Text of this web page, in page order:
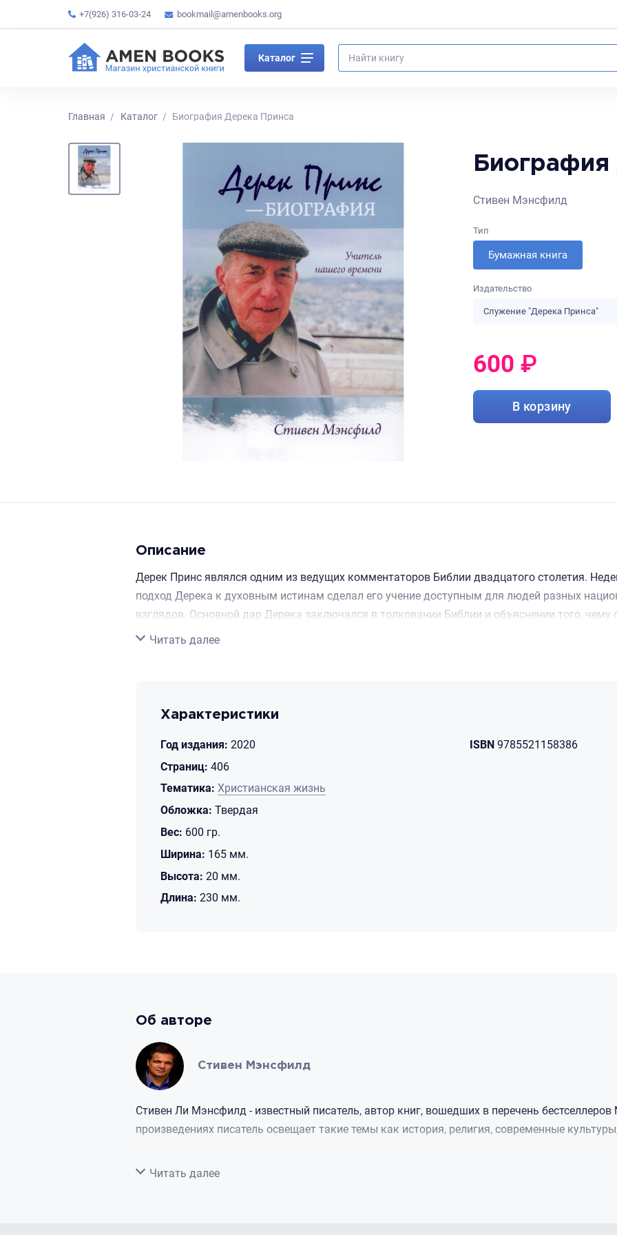
+7(926) 316-03-24 bookmail@amenbooks.org
Каталог
Главная Каталог Биография Дерека Принса
Стивен Мэнсфилд
Тип
Бумажная книга
Издательство
Служение "Дерека Принса"
600 ₽
В корзину
Описание
Дерек Принс являлся одним из ведущих комментаторов Библии двадцатого столетия.
подход Дерека к духовным истинам сделал его учение доступным для людей разных
взглядов. Основной дар Дерека заключался в толковании Библии и объяснении того,
образом. В рамках программы всемирной евангелизации книги и кассеты Дерека
функционирует в 115 странах, на каждом материке и в каждом часовом поясе. А
Свернуть
Читать далее
Характеристики
Год издания: 2020
Страниц: 406
Тематика: Христианская жизнь
Обложка: Твердая
Вес: 600 гр.
Ширина: 165 мм.
Высота: 20 мм.
Длина: 230 мм.
ISBN 9785521158386
Об авторе
Стивен Мэнсфилд
Стивен Ли Мэнсфилд - известный писатель, автор книг, вошедших в перечень бестселлеров
произведениях писатель освещает такие темы как история, религия, современные
Родился Мэнсфилд в 1958 году в США, штате Джорджия, городе Колумбусе. Его отец был
Свернуть
Читать далее